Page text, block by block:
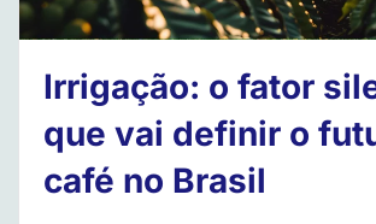
Irrigação: o fator
que vai definir o
café no Brasil